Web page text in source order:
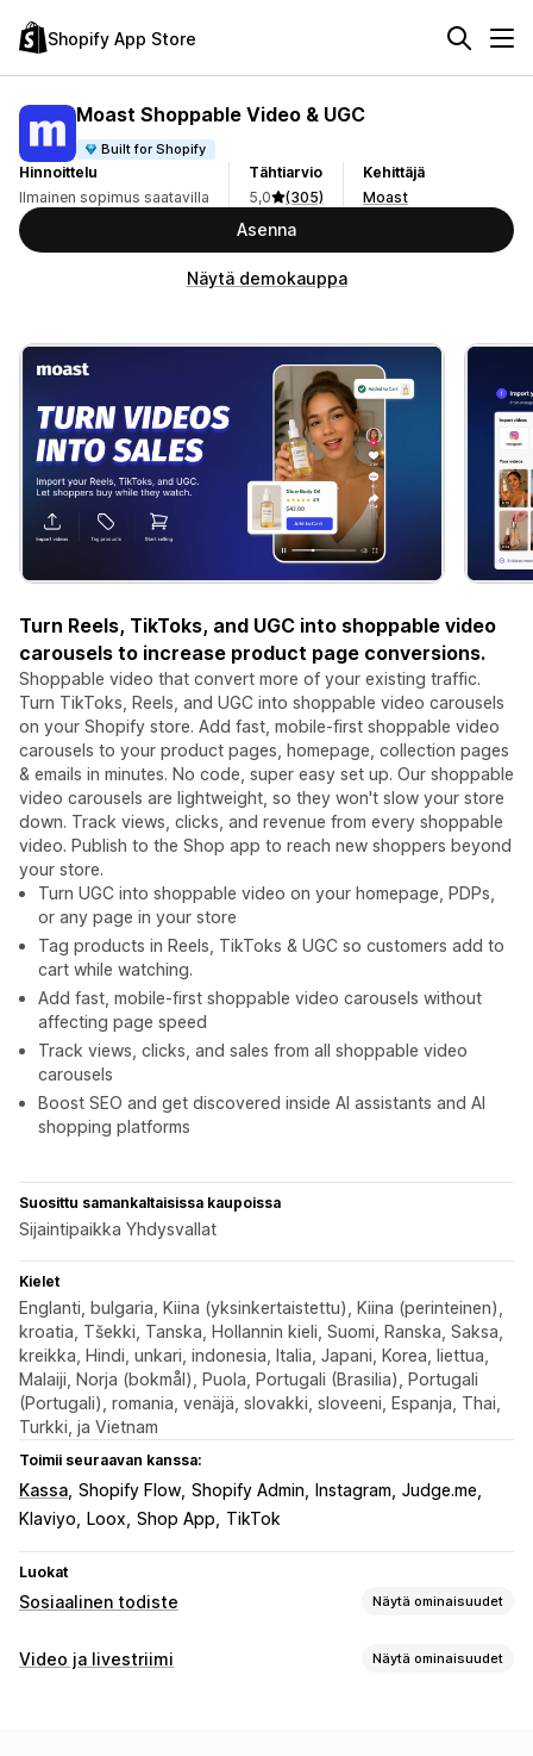
Shopify App Store
Moast Shoppable Video & UGC
Built for Shopify
Hinnoittelu
Ilmainen sopimus saatavilla
Tähtiarvio
5,0
(305)
Kehittäjä
Moast
Asenna
Näytä demokauppa
Turn Reels, TikToks, and UGC into shoppable video
carousels to increase product page conversions.
Shoppable video that convert more of your existing traffic.
Turn TikToks, Reels, and UGC into shoppable video carousels
on your Shopify store. Add fast, mobile-first shoppable video
carousels to your product pages, homepage, collection pages
& emails in minutes. No code, super easy set up. Our shoppable
video carousels are lightweight, so they won't slow your store
down. Track views, clicks, and revenue from every shoppable
video. Publish to the Shop app to reach new shoppers beyond
your store.
Turn UGC into shoppable video on your homepage, PDPs,
or any page in your store
Tag products in Reels, TikToks & UGC so customers add to
cart while watching.
Add fast, mobile-first shoppable video carousels without
affecting page speed
Track views, clicks, and sales from all shoppable video
carousels
Boost SEO and get discovered inside AI assistants and AI
shopping platforms
Suosittu samankaltaisissa kaupoissa
Sijaintipaikka Yhdysvallat
Kielet
Englanti, bulgaria, Kiina (yksinkertaistettu), Kiina (perinteinen),
kroatia, Tšekki, Tanska, Hollannin kieli, Suomi, Ranska, Saksa,
kreikka, Hindi, unkari, indonesia, Italia, Japani, Korea, liettua,
Malaiji, Norja (bokmål), Puola, Portugali (Brasilia), Portugali
(Portugali), romania, venäjä, slovakki, sloveeni, Espanja, Thai,
Turkki, ja Vietnam
Toimii seuraavan kanssa:
Kassa Shopify Flow Shopify Admin Instagram Judge.me
Klaviyo
Loox Shop App TikTok
Luokat
Sosiaalinen todiste Näytä ominaisuudet
Sisältötyypit
Video ja livestriimi Näytä ominaisuudet